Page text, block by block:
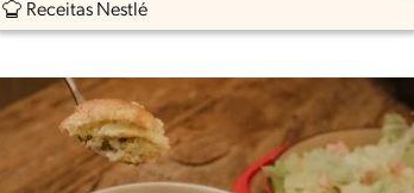
Receitas Nestlé